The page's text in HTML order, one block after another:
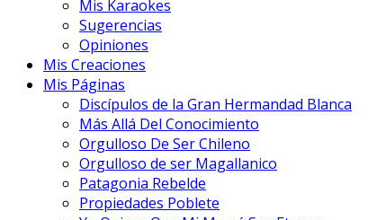
Mis Karaokes
Sugerencias
Opiniones
Mis Creaciones
Mis Páginas
Discípulos de la Gran Hermandad Blanca
Más Allá Del Conocimiento
Orgulloso De Ser Chileno
Orgulloso de ser Magallanico
Patagonia Rebelde
Propiedades Poblete